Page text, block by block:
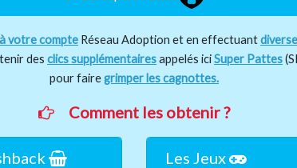
votre compte Réseau Adoption et en effectuant
des clics supplémentairesappelés iciSuper Pattes
pour fairegrimper les cagnottes.
Comment les obtenir ?
Les Jeux